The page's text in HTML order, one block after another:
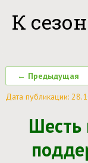
К
← Предыдущая
Дата публикации:
Шесть